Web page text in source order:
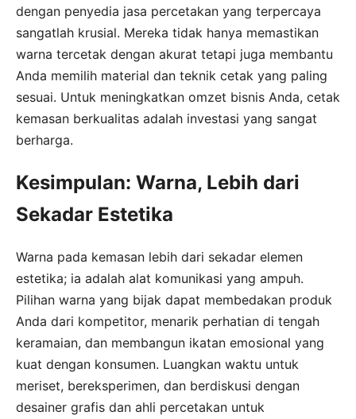
dengan penyedia jasa percetakan yang terpercaya
sangatlah krusial. Mereka tidak hanya memastikan
warna tercetak dengan akurat tetapi juga membantu
Anda memilih material dan teknik cetak yang paling
sesuai. Untuk meningkatkan omzet bisnis Anda, cetak
kemasan berkualitas adalah investasi yang sangat
berharga.
Kesimpulan: Warna, Lebih dari
Sekadar Estetika
Warna pada kemasan lebih dari sekadar elemen
estetika; ia adalah alat komunikasi yang ampuh.
Pilihan warna yang bijak dapat membedakan produk
Anda dari kompetitor, menarik perhatian di tengah
keramaian, dan membangun ikatan emosional yang
kuat dengan konsumen. Luangkan waktu untuk
meriset, bereksperimen, dan berdiskusi dengan
desainer grafis dan ahli percetakan untuk